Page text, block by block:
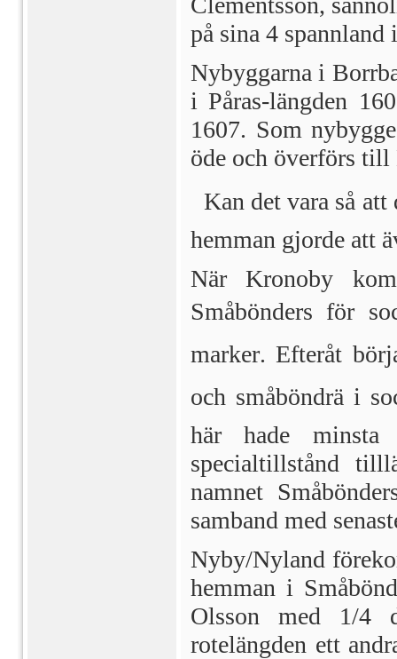
på sina 4
Nybyggarna i
i Påras-längden
1607. Som
öde och överförs
 Kan det vara så
hemman gjorde att
När Kronoby
Småbönders för
marker. Efteråt
och småböndrä i
här hade
specialtillstånd
namnet
samband med
Nyby/Nyland
hemman i
Olsson med 1/4
rotelängden ett